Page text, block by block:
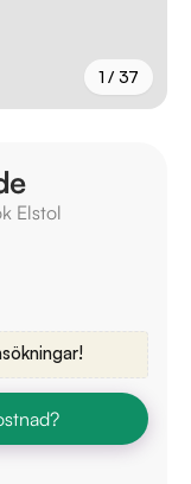
1 / 37
Elstol